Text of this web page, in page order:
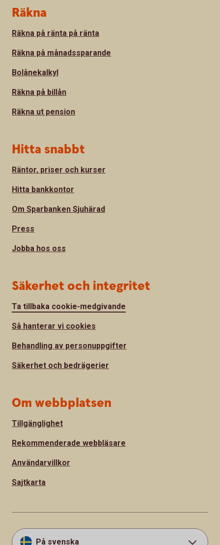
Sidfot
Räkna
Räkna på ränta på ränta
Räkna på månadssparande
Bolånekalkyl
Räkna på billån
Räkna ut pension
Hitta snabbt
Räntor, priser och kurser
Hitta bankkontor
Om Sparbanken Sjuhärad
Press
Jobba hos oss
Säkerhet och integritet
Ta tillbaka cookie-medgivande
Så hanterar vi cookies
Behandling av personuppgifter
Säkerhet och bedrägerier
Om webbplatsen
Tillgänglighet
Rekommenderade webbläsare
Användarvillkor
Sajtkarta
På svenska